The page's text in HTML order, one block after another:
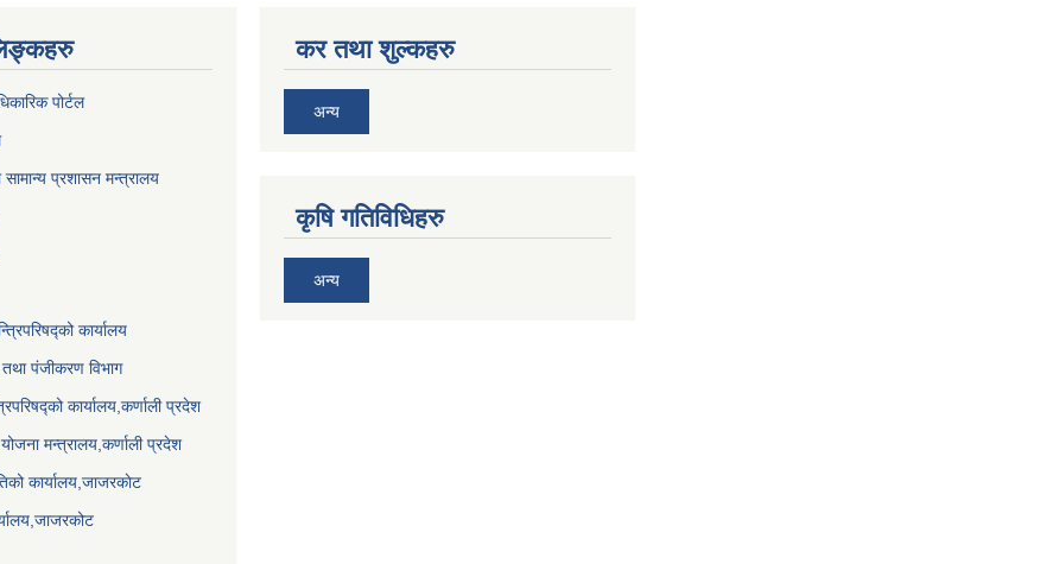
पोर्टल
प्रशासन मन्त्रालय
कार्यालय
तथा पंजीकरण विभाग
कार्यालय,कर्णाली प्रदेश
मन्त्रालय,कर्णाली प्रदेश
कार्यालय,जाजरकाेट
कर तथा शुल्कहरु
अन्य
कृषि गतिविधिहरु
अन्य